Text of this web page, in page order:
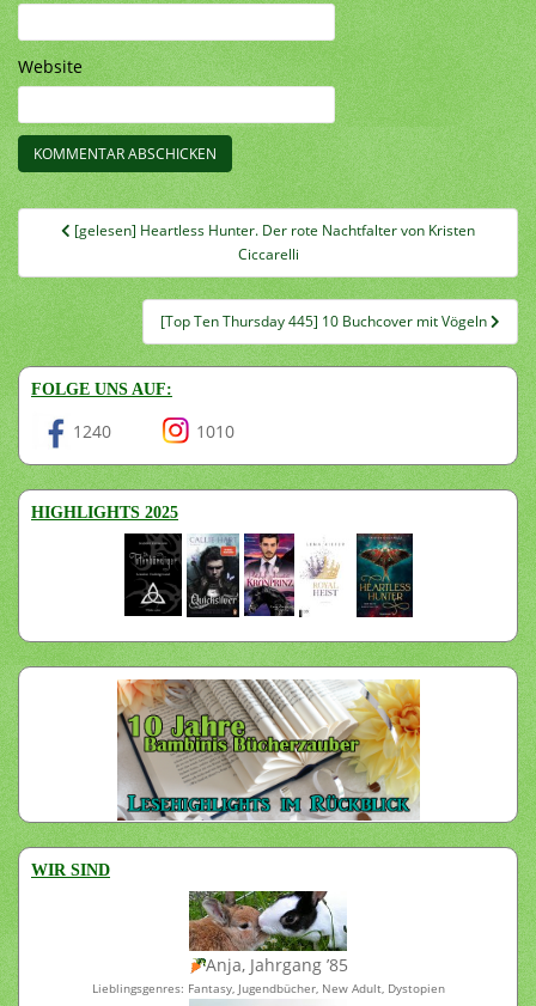
Website
Beitragsnavigation
[gelesen] Heartless Hunter. Der rote Nachtfalter von Kristen
Ciccarelli
[Top Ten Thursday 445] 10 Buchcover mit Vögeln
FOLGE UNS AUF:
1240 1010
HIGHLIGHTS 2025
WIR SIND
Anja, Jahrgang ’85
Lieblingsgenres: Fantasy, Jugendbücher, New Adult, Dystopien